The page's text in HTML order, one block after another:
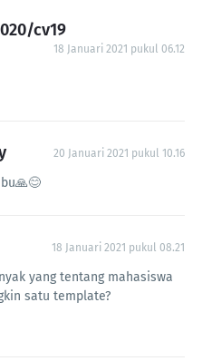
cv19
18 Januari 2021 pukul 06.12
20 Januari 2021 pukul 10.16
18 Januari 2021 pukul 08.21
yang tentang mahasiswa
satu template?